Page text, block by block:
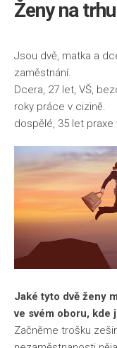
Ženy na
Jsou dvě, matka a
Dcera, 27 let, VŠ,
roky práce v
dospělé, 35 let praxe
Jaké tyto dvě ženy
ve svém oboru, kde
Začněme trošku